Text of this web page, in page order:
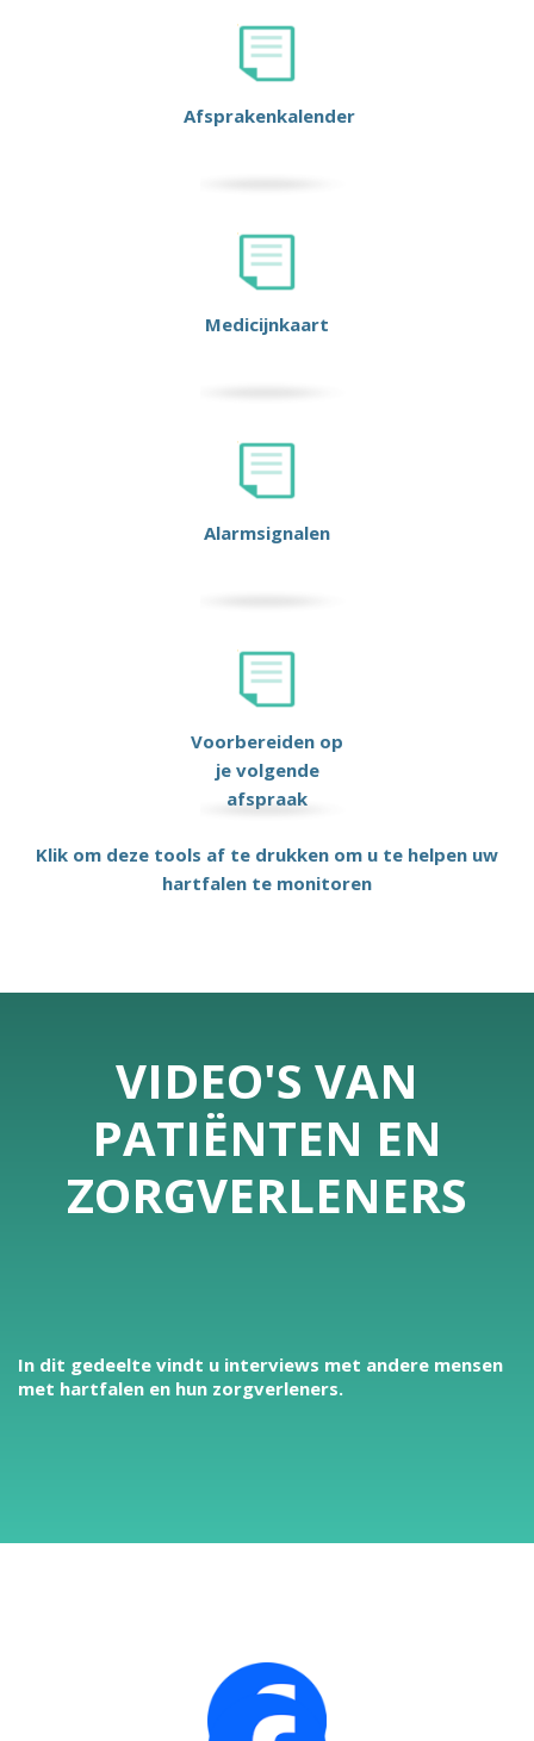
Afsprakenkalender
Medicijnkaart
Alarmsignalen
Voorbereiden op
je volgende
afspraak
Klik om deze tools af te drukken om u te helpen uw
hartfalen te monitoren
VIDEO'S VAN
PATIËNTEN EN
ZORGVERLENERS
In dit gedeelte vindt u interviews met andere mensen
met hartfalen en hun zorgverleners.